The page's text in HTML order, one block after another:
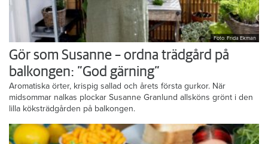
Foto: Frida Ekman
Gör som Susanne – ordna trädgård på
balkongen: ”God gärning”
Aromatiska örter, krispig sallad och årets första gurkor. När
midsommar nalkas plockar Susanne Granlund allsköns grönt i den
lilla köksträdgården på balkongen.